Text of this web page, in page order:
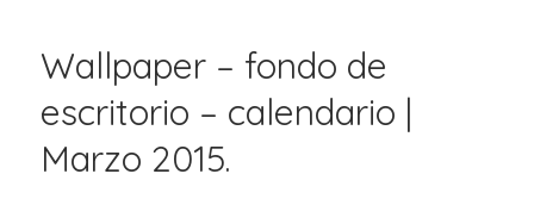
Wallpaper – fondo de
escritorio – calendario |
Marzo 2015.